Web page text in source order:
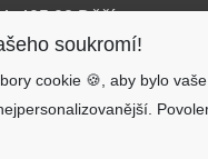
405 02 Děčín
soukromí!
cookie 🍪, aby bylo